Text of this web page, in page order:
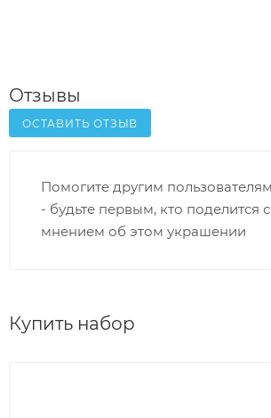
Отзывы
ОСТАВИТЬ ОТЗЫВ
Помогите другим
- будьте первым, кто поделится
мнением об этом украшении
Купить набор